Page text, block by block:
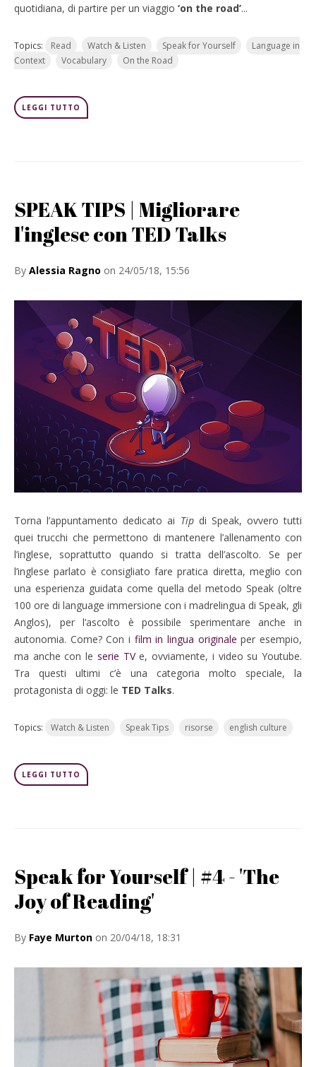
quotidiana, di partire per un viaggio ‘on the road’...
Topics: Read Watch & Listen Speak for Yourself
Language in
Context
Vocabulary On the Road
LEGGI TUTTO
SPEAK TIPS | Migliorare
l'inglese con TED Talks
By Alessia Ragno on 24/05/18, 15:56
Torna l’appuntamento dedicato ai Tip di Speak, ovvero tutti
quei trucchi che permettono di mantenere l’allenamento con
l’inglese, soprattutto quando si tratta dell’ascolto. Se per
l’inglese parlato è consigliato fare pratica diretta, meglio con
una esperienza guidata come quella del metodo Speak (oltre
100 ore di language immersione con i madrelingua di Speak, gli
Anglos), per l’ascolto è possibile sperimentare anche in
autonomia. Come? Con i film in lingua originale per esempio,
ma anche con le serie TV e, ovviamente, i video su Youtube.
Tra questi ultimi c’è una categoria molto speciale, la
protagonista di oggi: le TED Talks.
Topics: Watch & Listen Speak Tips risorse english culture
LEGGI TUTTO
Speak for Yourself | #4 - 'The
Joy of Reading'
By Faye Murton on 20/04/18, 18:31